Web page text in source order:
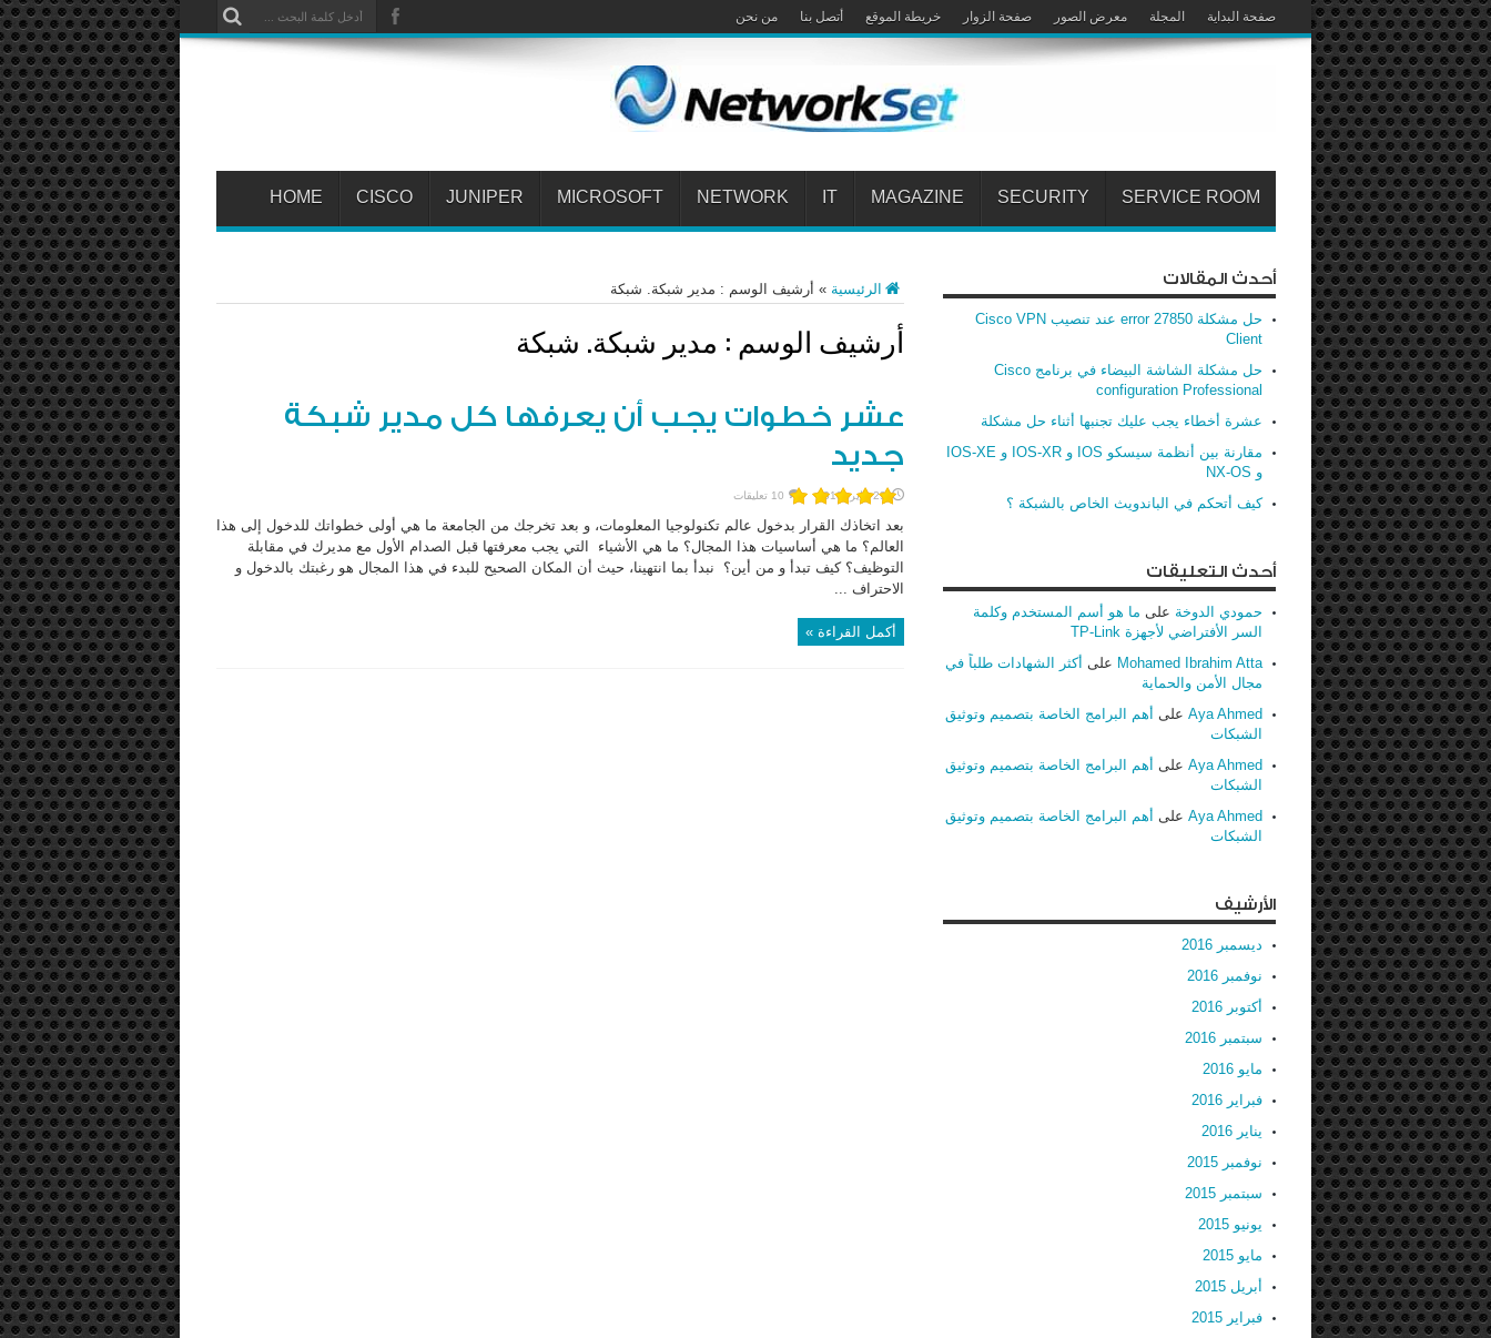
صفحة البداية المجلة معرض الصور صفحة الزوار خريطة الموقع أتصل بنا من نحن
SERVICE ROOM
SECURITY
MAGAZINE
IT
NETWORK
MICROSOFT
JUNIPER
CISCO
HOME
الرئيسية » أرشيف الوسم : مدير شبكة. شبكة
أرشيف الوسم : مدير شبكة. شبكة
عشر خطوات يجب أن يعرفها كل مدير شبكة
جديد
29 يناير، 2013 10 تعليقات
بعد اتخاذك القرار بدخول عالم تكنولوجيا المعلومات، و بعد تخرجك من الجامعة ما هي أولى خطواتك للدخول إلى هذا
العالم؟ ما هي أساسيات هذا المجال؟ ما هي الأشياء التي يجب معرفتها قبل الصدام الأول مع مديرك في مقابلة
التوظيف؟ كيف تبدأ و من أين؟ نبدأ بما انتهينا، حيث أن المكان الصحيح للبدء في هذا المجال هو رغبتك بالدخول و
الاحتراف ...
أكمل القراءة »
أحدث المقالات
حل مشكلة error 27850 عند تنصيب Cisco VPN
Client
حل مشكلة الشاشة البيضاء في برنامج Cisco
configuration Professional
عشرة أخطاء يجب عليك تجنبها أثناء حل مشكلة
مقارنة بين أنظمة سيسكو IOS و IOS-XR و IOS-XE
و NX-OS
كيف أتحكم في الباندويث الخاص بالشبكة ؟
أحدث التعليقات
حمودي الدوخة على ما هو أسم المستخدم وكلمة
السر الأفتراضي لأجهزة TP-Link
Mohamed Ibrahim Atta على أكثر الشهادات طلباً في
مجال الأمن والحماية
Aya Ahmed على أهم البرامج الخاصة بتصميم وتوثيق
الشبكات
Aya Ahmed على أهم البرامج الخاصة بتصميم وتوثيق
الشبكات
Aya Ahmed على أهم البرامج الخاصة بتصميم وتوثيق
الشبكات
الأرشيف
ديسمبر 2016
نوفمبر 2016
أكتوبر 2016
سبتمبر 2016
مايو 2016
فبراير 2016
يناير 2016
نوفمبر 2015
سبتمبر 2015
يونيو 2015
مايو 2015
أبريل 2015
فبراير 2015